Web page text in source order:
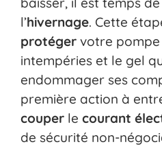
l’hivernage. Cette
protéger votre
intempéries et le gel
endommager ses
première action à
couper le courant
de sécurité non-